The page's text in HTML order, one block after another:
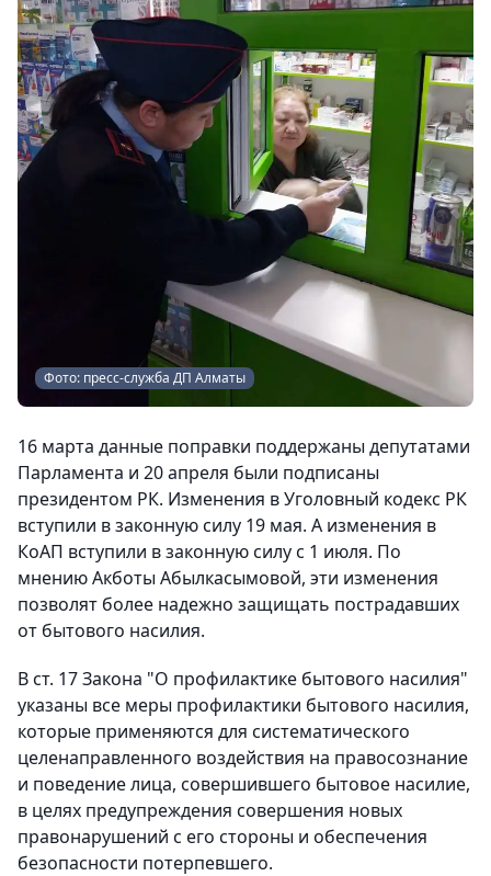
Фото: пресс-служба ДП Алматы
16 марта данные поправки поддержаны депутатами
Парламента и 20 апреля были подписаны
президентом РК. Изменения в Уголовный кодекс РК
вступили в законную силу 19 мая. А изменения в
КоАП вступили в законную силу с 1 июля. По
мнению Акботы Абылкасымовой, эти изменения
позволят более надежно защищать пострадавших
от бытового насилия.
В ст. 17 Закона "О профилактике бытового насилия"
указаны все меры профилактики бытового насилия,
которые применяются для систематического
целенаправленного воздействия на правосознание
и поведение лица, совершившего бытовое насилие,
в целях предупреждения совершения новых
правонарушений с его стороны и обеспечения
безопасности потерпевшего.